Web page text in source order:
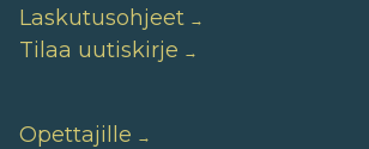
Laskutusohjeet
Tilaa uutiskirje
Opettajille